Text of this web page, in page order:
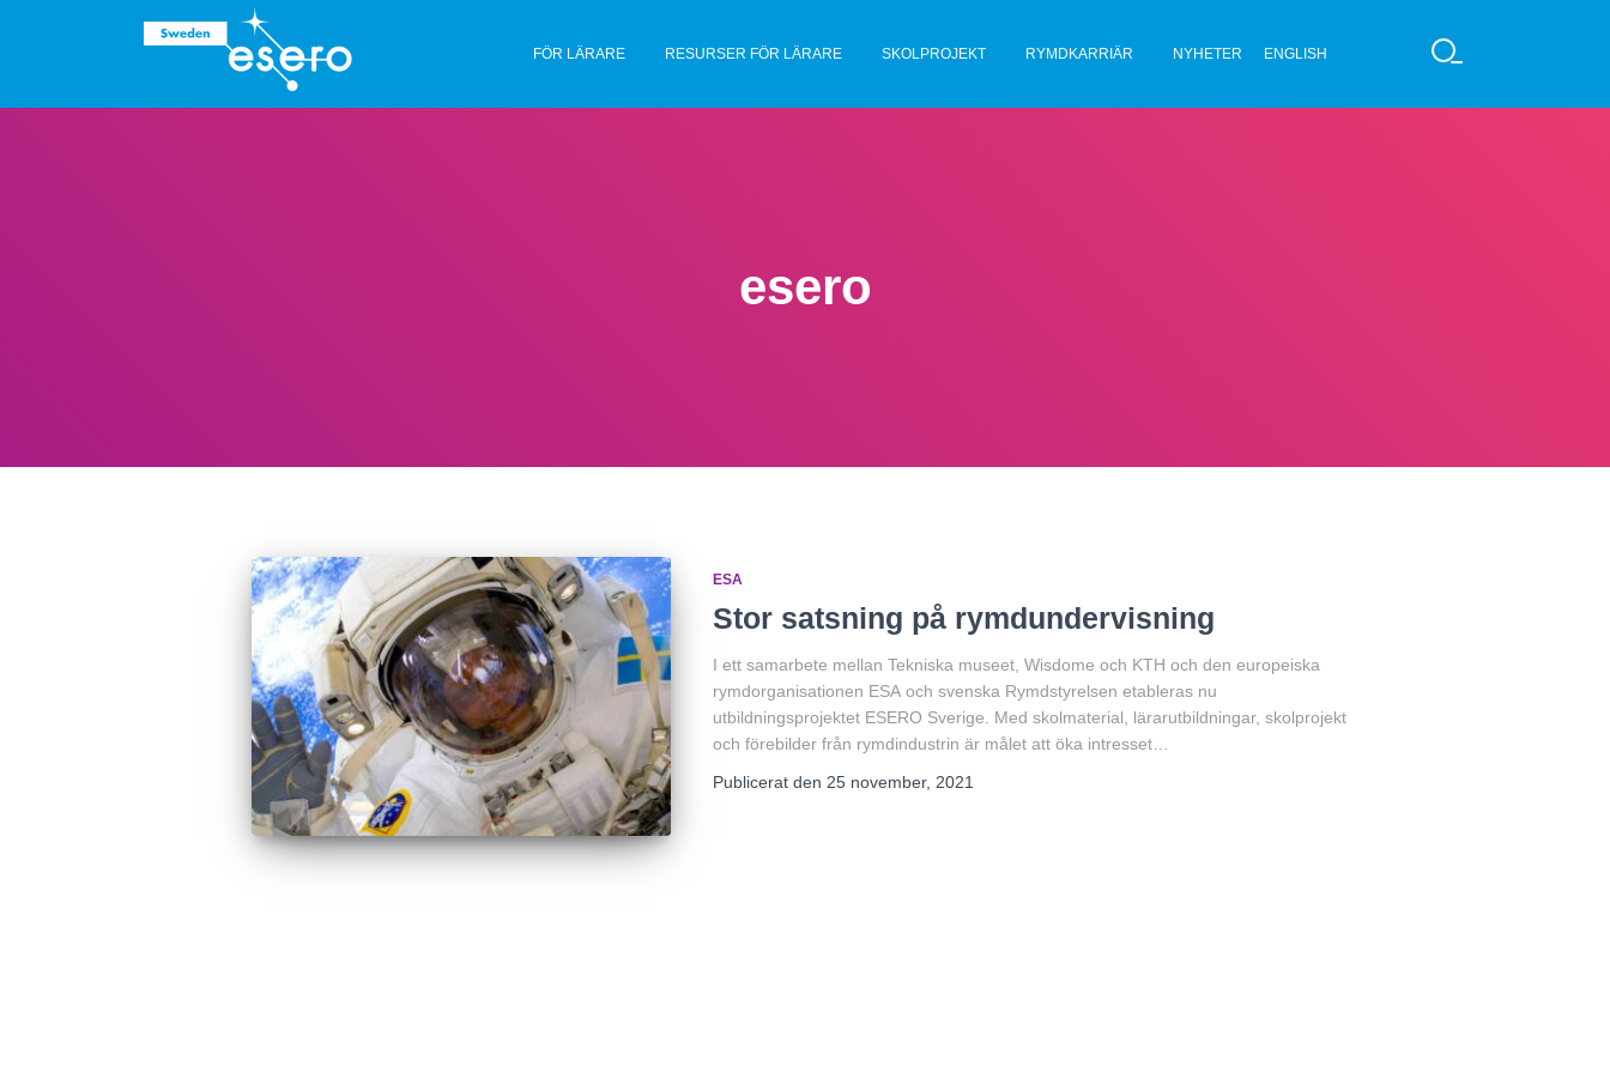
FÖR LÄRARE RESURSER FÖR LÄRARE SKOLPROJEKT RYMDKARRIÄR NYHETER ENGLISH
S
esero
ESA
Stor satsning på rymdundervisning
I ett samarbete mellan Tekniska museet, Wisdome och KTH och den europeiska
rymdorganisationen ESA och svenska Rymdstyrelsen etableras nu
utbildningsprojektet ESERO Sverige. Med skolmaterial, lärarutbildningar, skolprojekt
och förebilder från rymdindustrin är målet att öka intresset…
Publicerat den 25 november, 2021